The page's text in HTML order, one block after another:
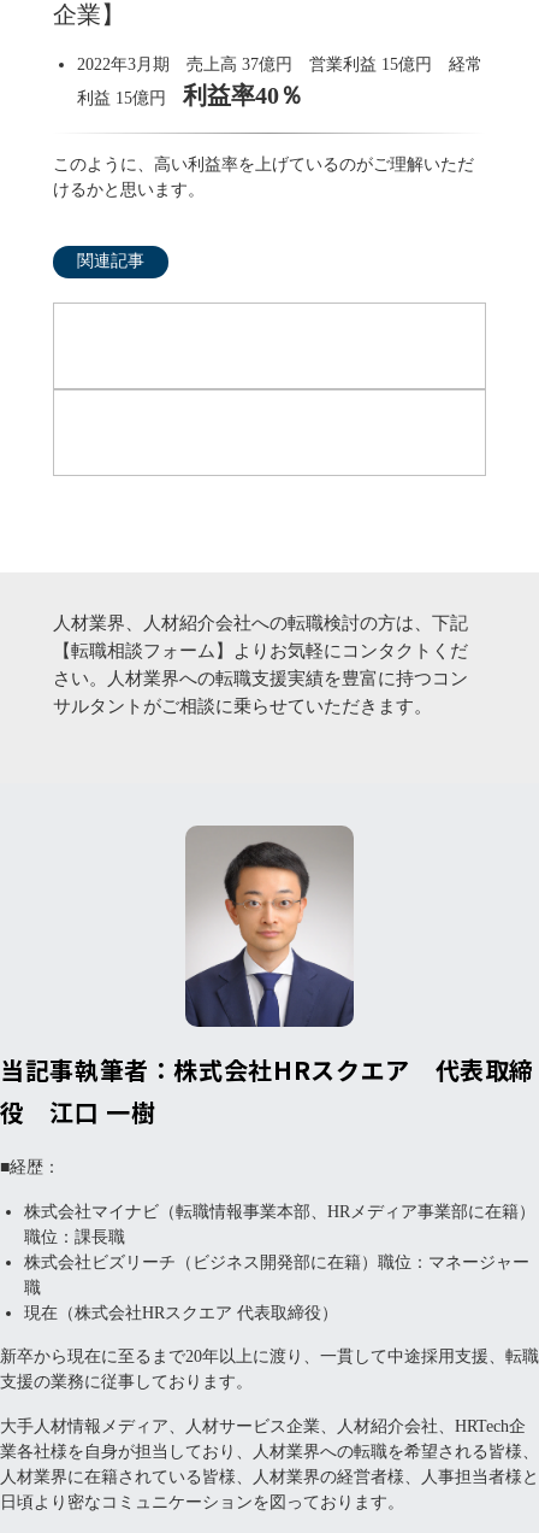
企業】
2022年3月期 売上高 37億円 営業利益 15億円 経常
利益 15億円利益率40％
このように、高い利益率を上げているのがご理解いただ
けるかと思います。
関連記事
人材業界、人材紹介会社への転職検討の方は、下記
【転職相談フォーム】よりお気軽にコンタクトくだ
さい。人材業界への転職支援実績を豊富に持つコン
サルタントがご相談に乗らせていただきます。
当記事執筆者：株式会社HRスクエア 代表取締
役 江口 一樹
■経歴：
株式会社マイナビ（転職情報事業本部、HRメディア事業部に在籍）
職位：課長職
株式会社ビズリーチ（ビジネス開発部に在籍）職位：マネージャー
職
現在（株式会社HRスクエア 代表取締役）
新卒から現在に至るまで20年以上に渡り、一貫して中途採用支援、転職
支援の業務に従事しております。
大手人材情報メディア、人材サービス企業、人材紹介会社、HRTech企
業各社様を自身が担当しており、人材業界への転職を希望される皆様、
人材業界に在籍されている皆様、人材業界の経営者様、人事担当者様と
日頃より密なコミュニケーションを図っております。